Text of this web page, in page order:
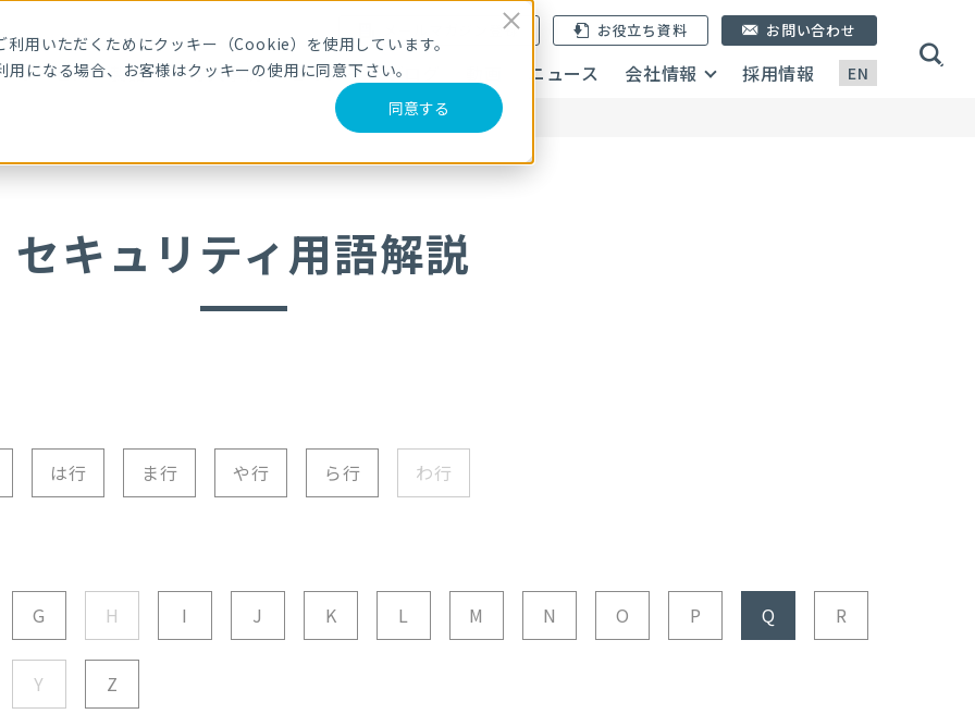
用いただくためにクッキー（Cookie）を使用しています。
になる場合、お客様はクッキーの使用に同意下さい。
同意する
EN
メールマガジン登録 お役立ち資料
サービス・製品 導入事例 セミナー ブログ ニュース 会社情報 採用情報
お問い合わせ
セキュリティ用語解説
は行 ま行 や行 ら行 わ行
G H I J K L M N O P Q R
Y Z